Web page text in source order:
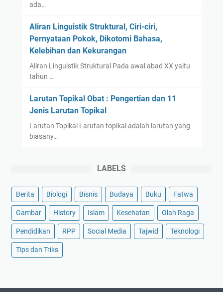
ada…
Aliran Linguistik Struktural, Ciri-ciri,
Pernyataan Pokok, Dikotomi Bahasa,
Kelebihan dan Kekurangan
Aliran Linguistik Struktural Pada awal abad XX yaitu
tahun …
Larutan Topikal Obat : Pengertian dan 11
Jenis Larutan Topikal
Larutan Topikal Larutan topikal adalah larutan yang
biasany…
LABELS
Berita Biologi Bisnis Budaya Buku Fatwa
Gambar History Islam Kesehatan Olah Raga
Pendidikan RPP Social Media Tajwid Teknologi
Tips dan Triks